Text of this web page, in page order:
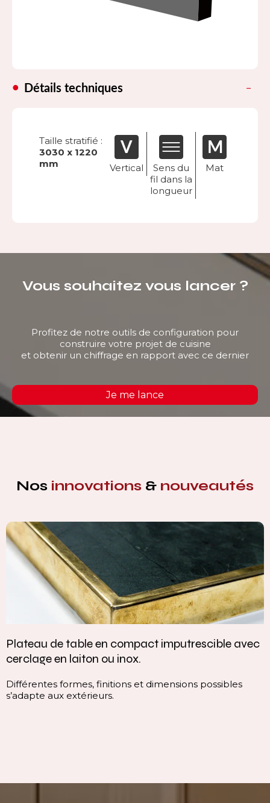
Détails techniques
Taille stratifié :
3030 x 1220
mm
Vertical
Sens du
fil dans la
longueur
Mat
Vous souhaitez vous lancer ?
Profitez de notre outils de configuration pour
construire votre projet de cuisine
et obtenir un chiffrage en rapport avec ce dernier
Je me lance
Nos innovations & nouveautés
imputrescible avec
dimensions possibles
Vasque intégrée
continuité parfaite
Cette vasque intégrée